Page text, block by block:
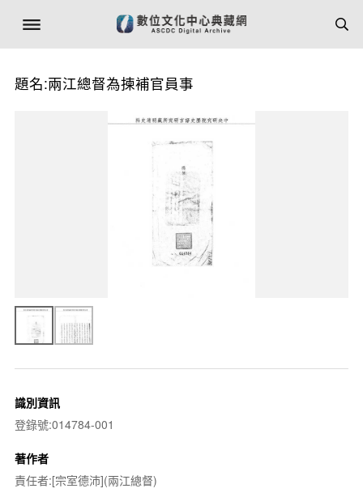
題名:兩江總督為揀補官員事
識別資訊
登錄號:014784-001
著作者
責任者:[宗室德沛](兩江總督)